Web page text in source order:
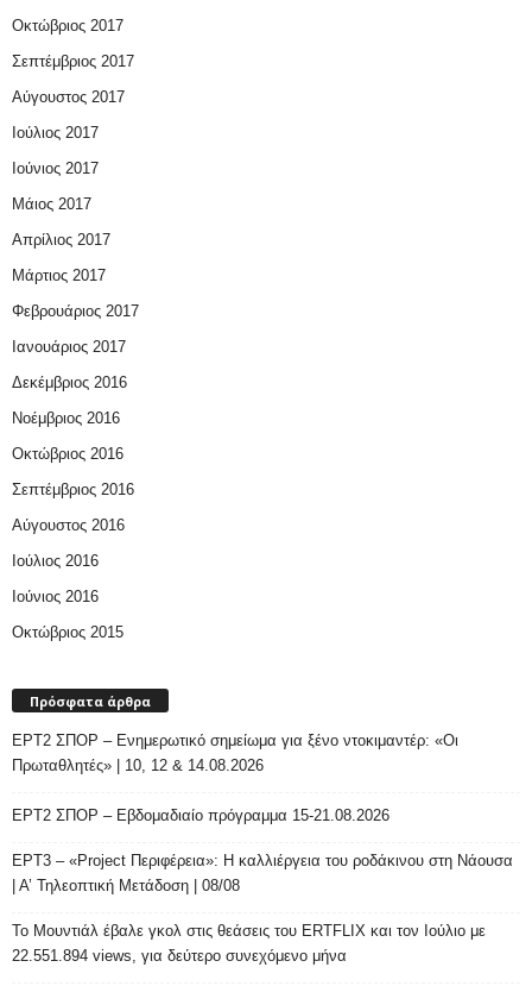
Οκτώβριος 2017
Σεπτέμβριος 2017
Αύγουστος 2017
Ιούλιος 2017
Ιούνιος 2017
Μάιος 2017
Απρίλιος 2017
Μάρτιος 2017
Φεβρουάριος 2017
Ιανουάριος 2017
Δεκέμβριος 2016
Νοέμβριος 2016
Οκτώβριος 2016
Σεπτέμβριος 2016
Αύγουστος 2016
Ιούλιος 2016
Ιούνιος 2016
Οκτώβριος 2015
Πρόσφατα άρθρα
ΕΡΤ2 ΣΠΟΡ – Ενημερωτικό σημείωμα για ξένο ντοκιμαντέρ: «Οι
Πρωταθλητές» | 10, 12 & 14.08.2026
ΕΡΤ2 ΣΠΟΡ – Εβδομαδιαίο πρόγραμμα 15-21.08.2026
ΕΡΤ3 – «Project Περιφέρεια»: Η καλλιέργεια του ροδάκινου στη Νάουσα
| Α’ Τηλεοπτική Μετάδοση | 08/08
Το Μουντιάλ έβαλε γκολ στις θεάσεις του ERTFLIX και τον Ιούλιο με
22.551.894 views, για δεύτερο συνεχόμενο μήνα